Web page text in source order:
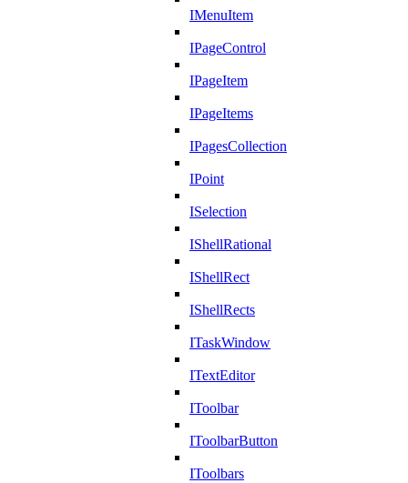
IMenuItem
IPageControl
IPageItem
IPageItems
IPagesCollection
IPoint
ISelection
IShellRational
IShellRect
IShellRects
ITaskWindow
ITextEditor
IToolbar
IToolbarButton
IToolbars